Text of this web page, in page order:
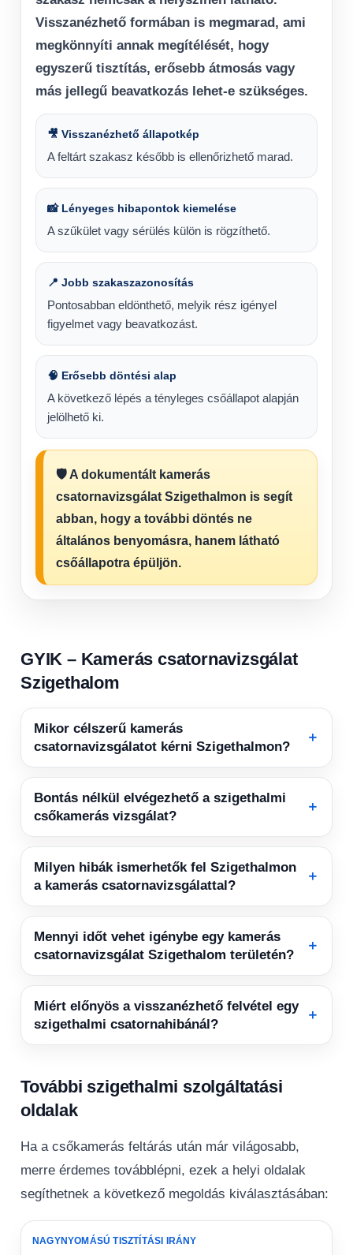
Visszanézhető formában is megmarad, ami
megkönnyíti annak megítélését, hogy
egyszerű tisztítás, erősebb átmosás vagy
más jellegű beavatkozás lehet-e szükséges.
🎥 Visszanézhető állapotkép
A feltárt szakasz később is ellenőrizhető marad.
📸 Lényeges hibapontok kiemelése
A szűkület vagy sérülés külön is rögzíthető.
📍 Jobb szakaszazonosítás
Pontosabban eldönthető, melyik rész igényel
figyelmet vagy beavatkozást.
🧠 Erősebb döntési alap
A következő lépés a tényleges csőállapot alapján
jelölhető ki.
🛡️ A dokumentált kamerás
csatornavizsgálat Szigethalmon is segít
abban, hogy a további döntés ne
általános benyomásra, hanem látható
csőállapotra épüljön.
GYIK – Kamerás csatornavizsgálat
Szigethalom
Mikor célszerű kamerás
csatornavizsgálatot kérni Szigethalmon?
＋
Bontás nélkül elvégezhető a szigethalmi
csőkamerás vizsgálat?
＋
Milyen hibák ismerhetők fel Szigethalmon
a kamerás csatornavizsgálattal?
＋
Mennyi időt vehet igénybe egy kamerás
csatornavizsgálat Szigethalom területén?
＋
Miért előnyös a visszanézhető felvétel egy
szigethalmi csatornahibánál?
＋
További szigethalmi szolgáltatási
oldalak
Ha a csőkamerás feltárás után már világosabb,
merre érdemes továbblépni, ezek a helyi oldalak
segíthetnek a következő megoldás kiválasztásában:
NAGYNYOMÁSÚ TISZTÍTÁSI IRÁNY